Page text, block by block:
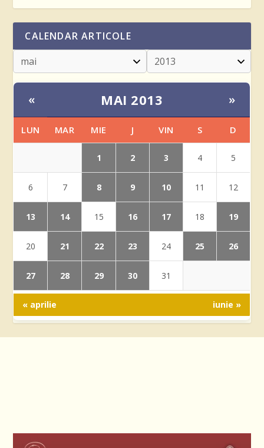
CALENDAR ARTICOLE
« MAI 2013 »
LUN MAR MIE J VIN S D
1 2 3 4 5
6 7 8 9 10 11 12
13 14 15 16 17 18 19
20 21 22 23 24 25 26
27 28 29 30 31
« aprilie iunie »